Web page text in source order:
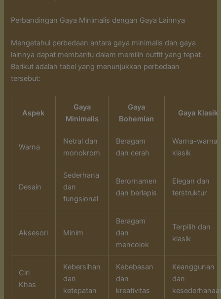
Perbandingan Gaya Minimalis dengan Gaya Lainnya
Mengetahui perbedaan antara gaya minimalis dan gaya
lainnya dapat membantu dalam memilih outfit yang tepat.
Berikut adalah tabel yang menunjukkan perbedaan
tersebut:
Aspek
Gaya
Minimalis
Gaya
Bohemian
Gaya Klasik
Warna
Netral dan
monokrom
Beragam
dan cerah
Warna-warna
klasik
Desain
Sederhana
dan
fungsional
Berornamen
dan berlapis
Elegan dan
terstruktur
Aksesori Minim
Beragam
dan
mencolok
Terpilih dan
klasik
Ciri
Khas
Kebersihan
dan
ketepatan
Kebebasan
dan
kreativitas
Keanggunan
dan